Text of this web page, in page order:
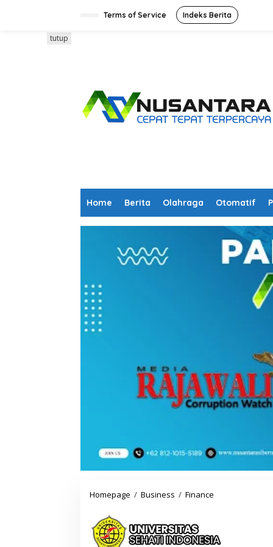
Terms of Service Indeks Berita
Home Berita Olahraga Otomatif
tutup
Homepage / Business / Finance
i